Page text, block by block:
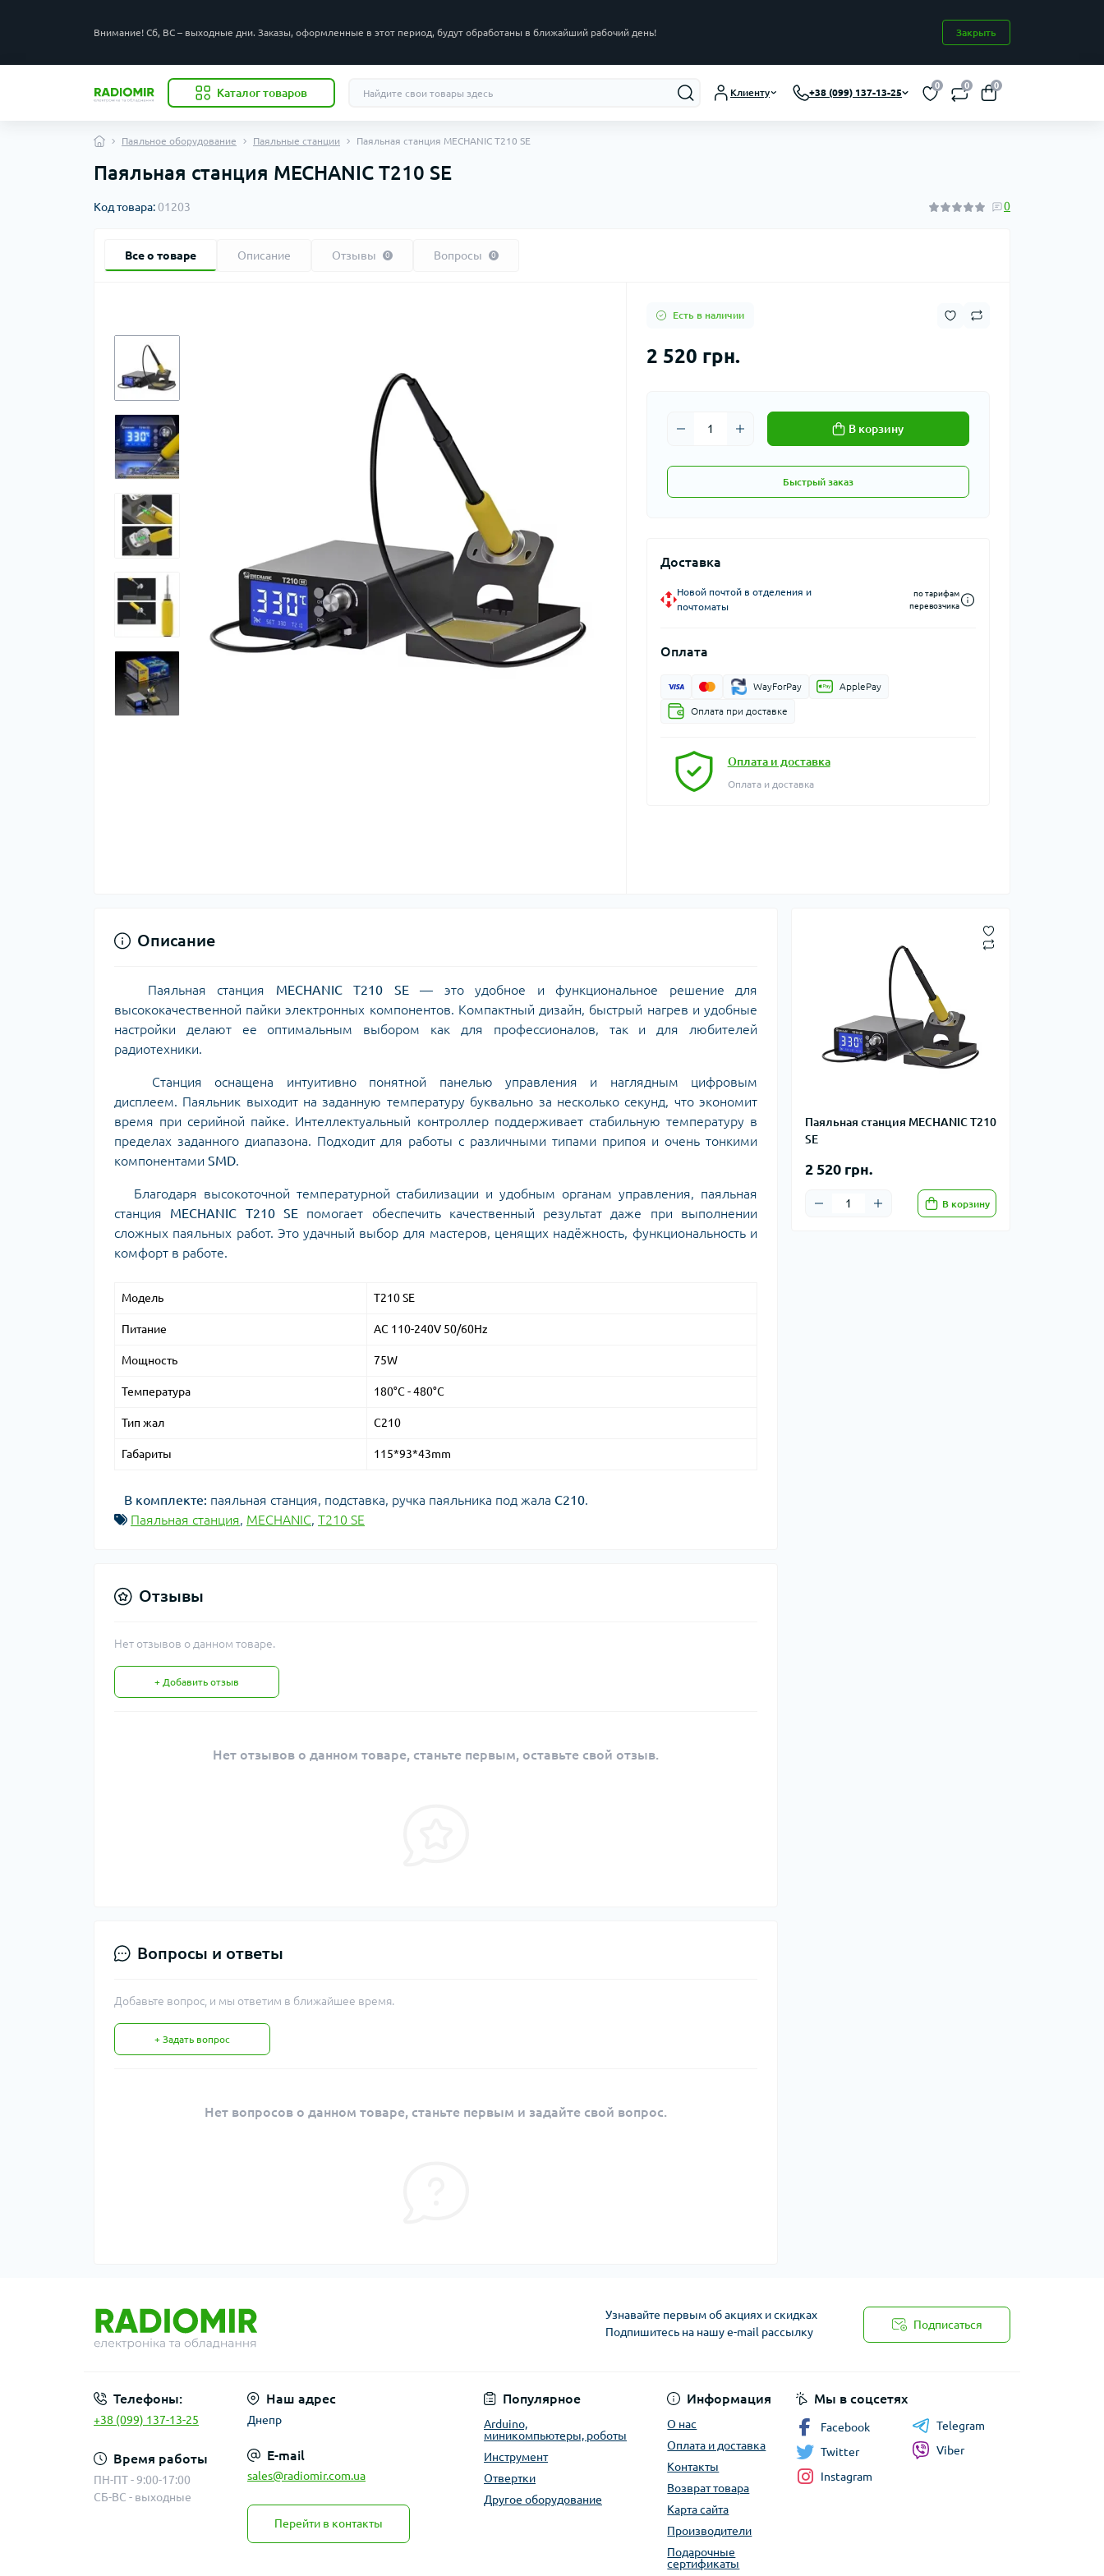
Внимание! Сб, ВС – выходные дни. Заказы, оформленные в этот период, будут обработаны в ближайший рабочий день! Закрыть
Каталог товаров Клиенту +38 (099) 137-13-25
0 0 0
Паяльное оборудование Паяльные станции Паяльная станция MECHANIC T210 SE
Паяльная станция MECHANIC T210 SE
Код товара:01203 0
Все о товаре Описание Отзывы 0 Вопросы 0
Есть в наличии
2 520 грн.
В корзину
Быстрый заказ
Доставка
Новой почтой в отделения и
почтоматы
по тарифам
перевозчика
Оплата
WayForPay ApplePay
Оплата при доставке
Оплата и доставка
Оплата и доставка
Паяльная станция MECHANIC T210
SE
2 520 грн.
В корзину
Описание
Паяльная станция MECHANIC T210 SE— это удобное и функциональное решение для
высококачественной пайки электронных компонентов. Компактный дизайн, быстрый нагрев и удобные
настройки делают ее оптимальным выбором как для профессионалов, так и для любителей
радиотехники.
Станция оснащена интуитивно понятной панелью управления и наглядным цифровым
дисплеем. Паяльник выходит на заданную температуру буквально за несколько секунд, что экономит
время при серийной пайке. Интеллектуальный контроллер поддерживает стабильную температуру в
пределах заданного диапазона. Подходит для работы с различными типами припоя и очень тонкими
компонентами SMD.
Благодаря высокоточной температурной стабилизации и удобным органам управления, паяльная
станция MECHANIC T210 SEпомогает обеспечить качественный результат даже при выполнении
сложных паяльных работ. Это удачный выбор для мастеров, ценящих надёжность, функциональность и
комфорт в работе.
Модель T210 SE
Питание AC 110-240V 50/60Hz
Мощность 75W
Температура 180°C - 480°C
Тип жал C210
Габариты 115*93*43mm
В комплекте: паяльная станция, подставка, ручка паяльника под жала C210.
Паяльная станция, MECHANIC, T210 SE
Отзывы
Нет отзывов о данном товаре.
+ Добавить отзыв
Нет отзывов о данном товаре, станьте первым, оставьте свой отзыв.
Вопросы и ответы
Добавьте вопрос, и мы ответим в ближайшее время.
+ Задать вопрос
Нет вопросов о данном товаре, станьте первым и задайте свой вопрос.
Узнавайте первым об акциях и скидках
Подпишитесь на нашу e-mail рассылку
Подписаться
Телефоны:
+38 (099) 137-13-25
Время работы
ПН-ПТ - 9:00-17:00
СБ-ВС - выходные
Наш адрес
Днепр
E-mail
sales@radiomir.com.ua
Перейти в контакты
Популярное
Arduino,
миникомпьютеры, роботы
Инструмент
Отвертки
Другое оборудование
Информация
О нас
Оплата и доставка
Контакты
Возврат товара
Карта сайта
Производители
Подарочные
сертификаты
Мы в соцсетях
Facebook
Twitter
Instagram
Telegram
Viber